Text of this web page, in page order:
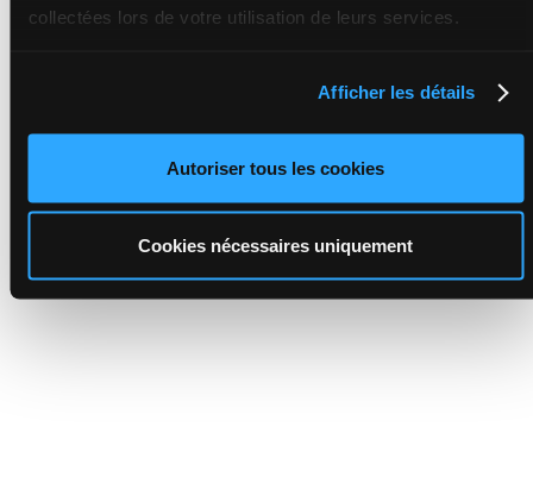
collectées lors de votre utilisation de leurs services.
Afficher les détails
Autoriser tous les cookies
Cookies nécessaires uniquement